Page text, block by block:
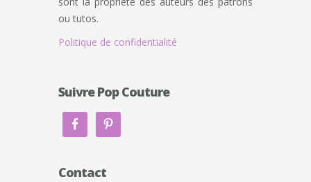
ou tutos.
Politique de confidentialité
Suivre Pop Couture
Contact